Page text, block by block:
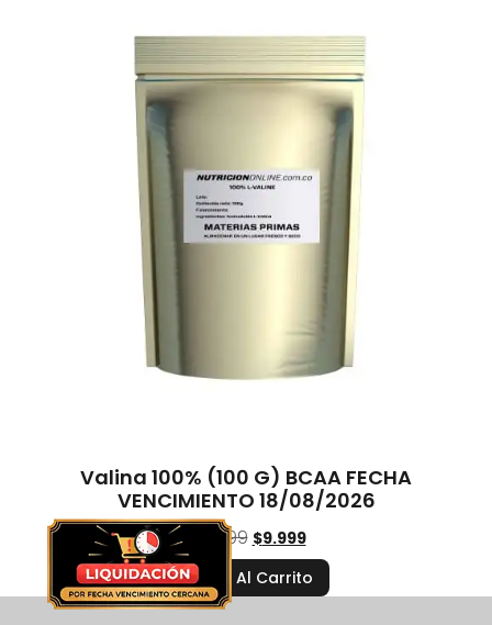
Valina 100% (100 G) BCAA FECHA
VENCIMIENTO 18/08/2026
19.999 $9.999
Añadir Al Carrito